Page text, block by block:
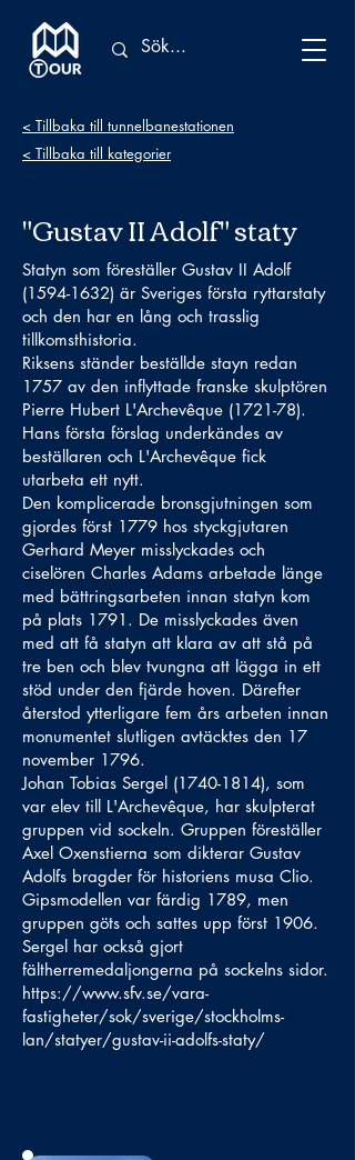
< Tillbaka till tunnelbanestationen
< Tillbaka till kategorier
"Gustav II Adolf" staty
Statyn som föreställer Gustav II Adolf
(1594-1632) är Sveriges första ryttarstaty
och den har en lång och trasslig
tillkomsthistoria.
Riksens ständer beställde stayn redan
1757 av den inflyttade franske skulptören
Pierre Hubert L'Archevêque (1721-78).
Hans första förslag underkändes av
beställaren och L'Archevêque fick
utarbeta ett nytt.
Den komplicerade bronsgjutningen som
gjordes först 1779 hos styckgjutaren
Gerhard Meyer misslyckades och
ciselören Charles Adams arbetade länge
med bättringsarbeten innan statyn kom
på plats 1791. De misslyckades även
med att få statyn att klara av att stå på
tre ben och blev tvungna att lägga in ett
stöd under den fjärde hoven. Därefter
återstod ytterligare fem års arbeten innan
monumentet slutligen avtäcktes den 17
november 1796.
Johan Tobias Sergel (1740-1814), som
var elev till L'Archevêque, har skulpterat
gruppen vid sockeln. Gruppen föreställer
Axel Oxenstierna som dikterar Gustav
Adolfs bragder för historiens musa Clio.
Gipsmodellen var färdig 1789, men
gruppen göts och sattes upp först 1906.
Sergel har också gjort
fältherremedaljongerna på sockelns sidor.
https://www.sfv.se/vara-
fastigheter/sok/sverige/stockholms-
lan/statyer/gustav-ii-adolfs-staty/